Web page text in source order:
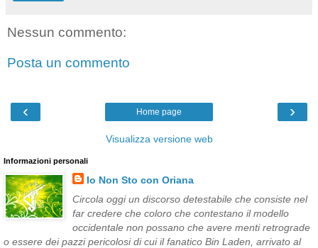
Nessun commento:
Posta un commento
‹ ›
Home page
Visualizza versione web
Informazioni personali
Io Non Sto con Oriana
Circola oggi un discorso detestabile che consiste nel
far credere che coloro che contestano il modello
occidentale non possano che avere menti retrograde
o essere dei pazzi pericolosi di cui il fanatico Bin Laden, arrivato al